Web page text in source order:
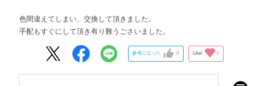
色間違えてしまい、交換して頂きました。
手配もすぐにして頂き有り難うごさいました。
参考になった 0 Like! 1